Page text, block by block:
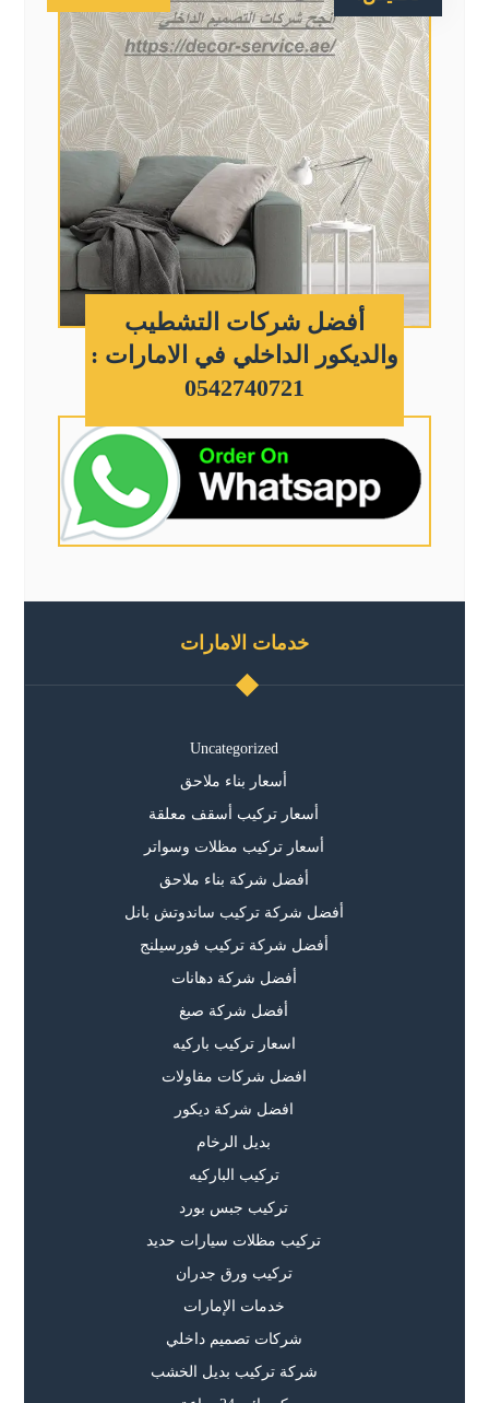
أفضل شركات التشطيب
والديكور الداخلي في الامارات :
0542740721
خدمات الامارات
Uncategorized
أسعار بناء ملاحق
أسعار تركيب أسقف معلقة
أسعار تركيب مظلات وسواتر
أفضل شركة بناء ملاحق
أفضل شركة تركيب ساندوتش بانل
أفضل شركة تركيب فورسيلنج
أفضل شركة دهانات
أفضل شركة صبغ
اسعار تركيب باركيه
افضل شركات مقاولات
افضل شركة ديكور
بديل الرخام
تركيب الباركيه
تركيب جبس بورد
تركيب مظلات سيارات حديد
تركيب ورق جدران
خدمات الإمارات
شركات تصميم داخلي
شركة تركيب بديل الخشب